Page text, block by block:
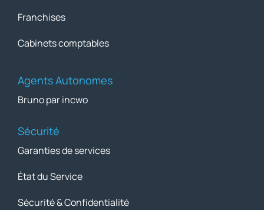
Franchises
Cabinets comptables
Agents Autonomes
Bruno par incwo
Sécurité
Garanties de services
État du Service
Sécurité & Confidentialité